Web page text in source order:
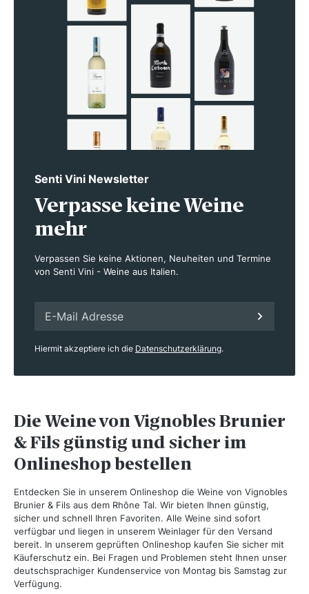
Senti Vini Newsletter
Verpasse keine Weine
mehr
Verpassen Sie keine Aktionen, Neuheiten und Termine
von Senti Vini - Weine aus Italien.
Hiermit akzeptiere ich die Datenschutzerklärung.
Die Weine von Vignobles Brunier
& Fils günstig und sicher im
Onlineshop bestellen
Entdecken Sie in unserem Onlineshop die Weine von Vignobles
Brunier & Fils aus dem Rhône Tal. Wir bieten Ihnen günstig,
sicher und schnell Ihren Favoriten. Alle Weine sind sofort
verfügbar und liegen in unserem Weinlager für den Versand
bereit. In unserem geprüften Onlineshop kaufen Sie sicher mit
Käuferschutz ein. Bei Fragen und Problemen steht Ihnen unser
deutschsprachiger Kundenservice von Montag bis Samstag zur
Verfügung.